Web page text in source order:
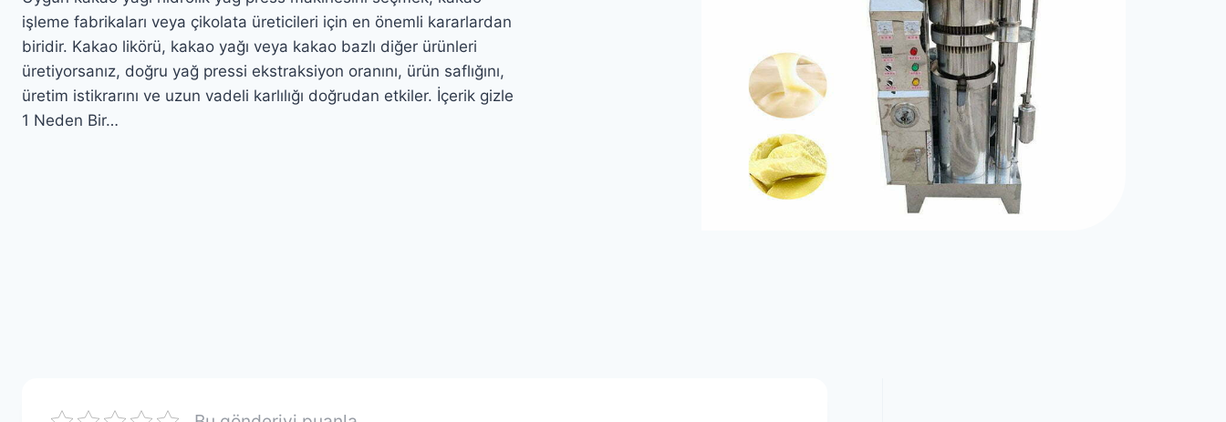
işleme fabrikaları veya çikolata üreticileri için en önemli kararlardan
biridir. Kakao likörü, kakao yağı veya kakao bazlı diğer ürünleri
üretiyorsanız, doğru yağ pressi ekstraksiyon oranını, ürün saflığını,
üretim istikrarını ve uzun vadeli karlılığı doğrudan etkiler. İçerik gizle
1 Neden Bir…